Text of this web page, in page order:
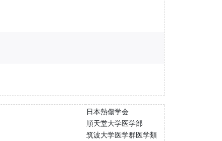
日本熱傷学会
順天堂大学医学部
筑波大学医学群医学類